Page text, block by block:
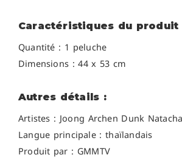
Caractéristiques du produit
Quantité : 1 peluche
Dimensions : 44 x 53 cm
Autres détails :
Artistes : Joong Archen Dunk
Langue principale : thaïlandais
Produit par : GMMTV